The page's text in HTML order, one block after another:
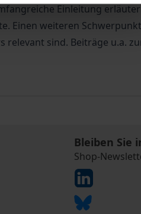
Einleitung
Einen weiteren
relevant sind. Beiträge u.a.
Bleiben Sie
Shop-